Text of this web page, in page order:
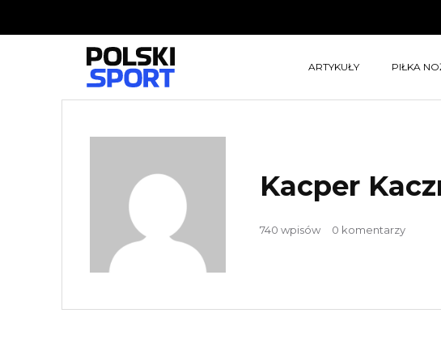
ARTYKUŁY PIŁKA
Kacper
740 wpisów 0 komentarzy